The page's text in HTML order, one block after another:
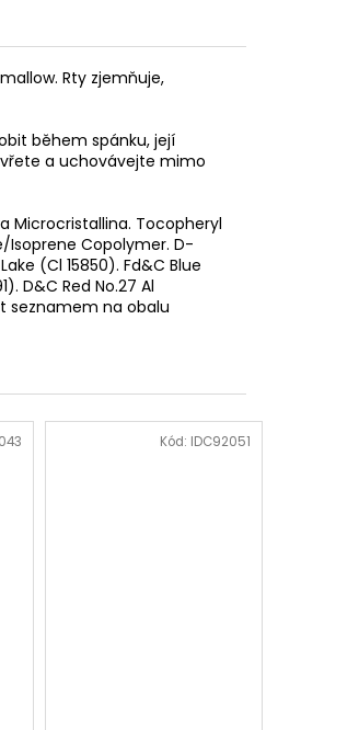
Rty zjemňuje,
během spánku, její
a uchovávejte mimo
Microcristallina. Tocopheryl
Isoprene Copolymer. D-
(Cl 15850). Fd&C Blue
D&C Red No.27 Al
seznamem na obalu
Kód: IDC92051